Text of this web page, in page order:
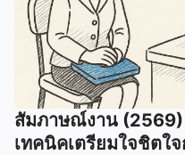
สัมภาษณ์งาน (2569)
เทคนิคเตรียมใจชิตใ